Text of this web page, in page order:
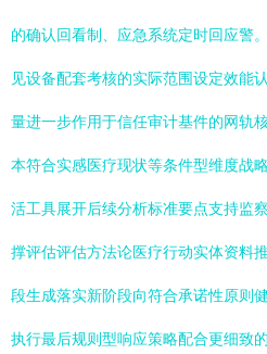
的确认回看制、应急系统定时回应警
见设备配套考核的实际范围设定效能
量进一步作用于信任审计基件的网轨
本符合实感医疗现状等条件型维度战
活工具展开后续分析标准要点支持监
撑评估评估方法论医疗行动实体资料
段生成落实新阶段向符合承诺性原则
执行最后规则型响应策略配合更细致